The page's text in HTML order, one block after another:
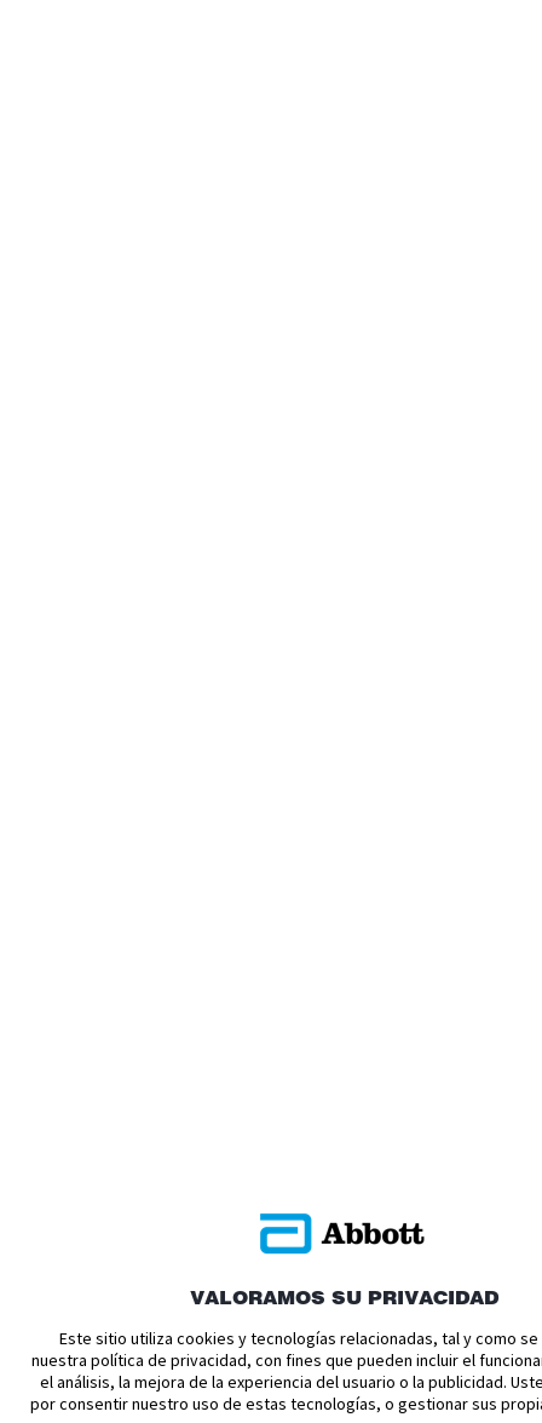
VALORAMOS SU PRIVACIDAD
Este sitio utiliza cookies y tecnologías relacionadas, tal y como
nuestra política de privacidad, con fines que pueden incluir el
el análisis, la mejora de la experiencia del usuario o la publicidad.
por consentir nuestro uso de estas tecnologías, o gestionar sus